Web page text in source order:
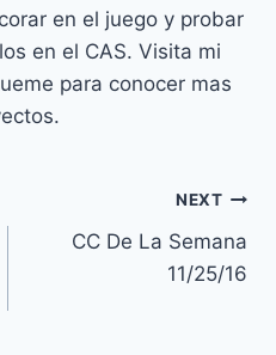
en el juego y probar
en el CAS. Visita mi
para conocer mas
NEXT
CC De La Semana
11/25/16